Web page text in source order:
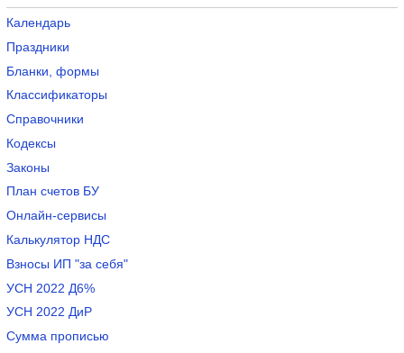
Календарь
Праздники
Бланки, формы
Классификаторы
Справочники
Кодексы
Законы
План счетов БУ
Онлайн-сервисы
Калькулятор НДС
Взносы ИП "за себя"
УСН 2022 Д6%
УСН 2022 ДиР
Сумма прописью